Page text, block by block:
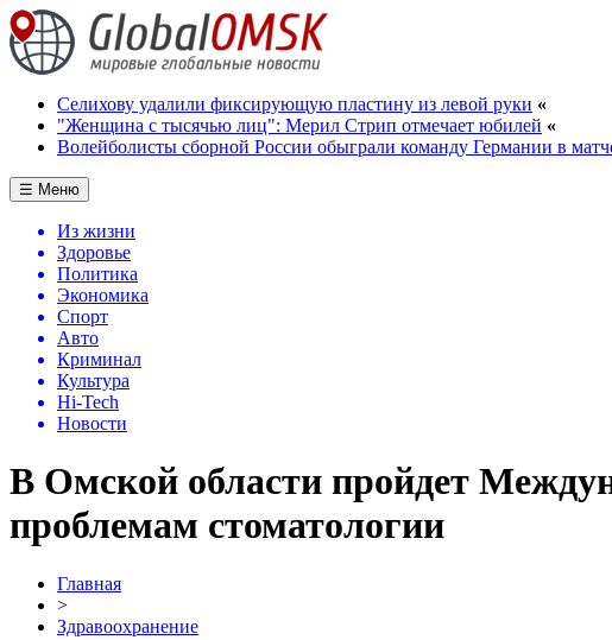
Селихову удалили фиксирующую пластину из левой руки «
"Женщина с тысячью лиц": Мерил Стрип отмечает юбилей «
Волейболисты сборной России обыграли команду Германии в
☰ Меню
Из жизни
Здоровье
Политика
Экономика
Спорт
Авто
Криминал
Культура
Hi-Tech
Новости
В Омской области пройдет
проблемам стоматологии
Главная
>
Здравоохранение